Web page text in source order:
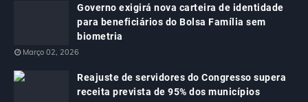
Governo exigirá nova carteira de identidade
para beneficiários do Bolsa Família sem
biometria
Março 02, 2026
Reajuste de servidores do Congresso supera
receita prevista de 95% dos municípios